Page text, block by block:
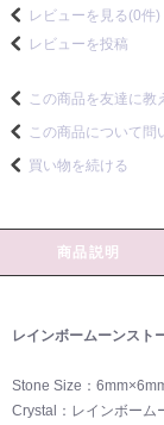
レビューを見る(0件)
レビューを投稿
この商品を友達に教
この商品について問
買い物を続ける
商品説明
レインボームーンスト
Stone Size：
Crystal：レインボー